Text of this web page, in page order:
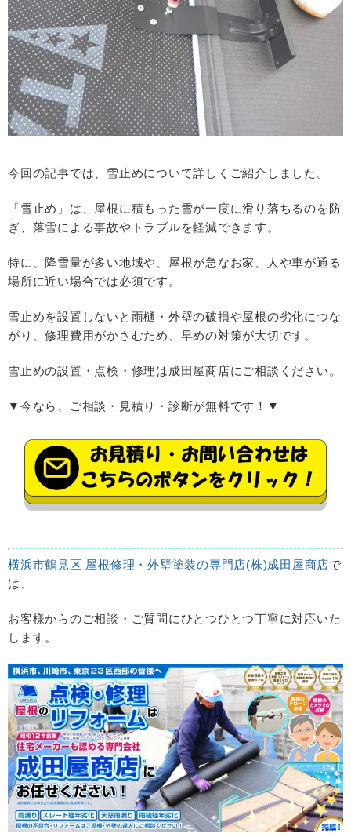
今回の記事では、雪止めについて詳しくご紹介しました。
「雪止め」は、屋根に積もった雪が一度に滑り落ちるのを防
ぎ、落雪による事故やトラブルを軽減できます。
特に、降雪量が多い地域や、屋根が急なお家、人や車が通る
場所に近い場合では必須です。
雪止めを設置しないと雨樋・外壁の破損や屋根の劣化につな
がり、修理費用がかさむため、早めの対策が大切です。
雪止めの設置・点検・修理は成田屋商店にご相談ください。
▼今なら、ご相談・見積り・診断が無料です！▼
横浜市鶴見区 屋根修理・外壁塗装の専門店(株)成田屋商店で
は、
お客様からのご相談・ご質問にひとつひとつ丁寧に対応いた
します。